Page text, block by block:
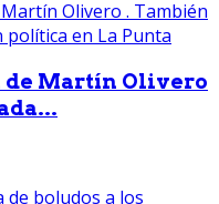
de Martín Olivero